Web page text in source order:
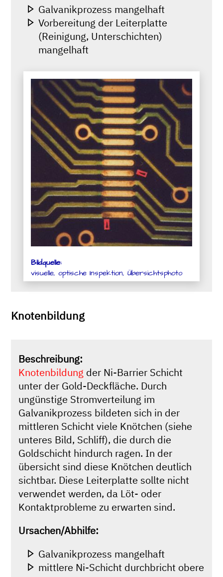
Galvanikprozess mangelhaft
Vorbereitung der Leiterplatte
(Reinigung, Unterschichten)
mangelhaft
Bildquelle:
visuelle, optische Inspektion, Übersichtsphoto
Knotenbildung
Beschreibung:
Knotenbildung der Ni-Barrier Schicht
unter der Gold-Deckfläche. Durch
ungünstige Stromverteilung im
Galvanikprozess bildeten sich in der
mittleren Schicht viele Knötchen (siehe
unteres Bild, Schliff), die durch die
Goldschicht hindurch ragen. In der
übersicht sind diese Knötchen deutlich
sichtbar. Diese Leiterplatte sollte nicht
verwendet werden, da Löt- oder
Kontaktprobleme zu erwarten sind.
Ursachen/Abhilfe:
Galvanikprozess mangelhaft
mittlere Ni-Schicht durchbricht obere